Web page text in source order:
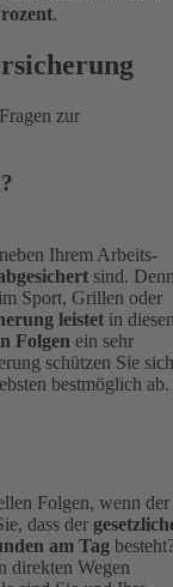
.
zur
Ihrem Arbeits-
sind.
Sport, Grillen oder
leistet in
Folgen ein sehr
schützen Sie sich
bestmöglich ab.
Folgen, wenn der
dass der
am Tag
direkten Wegen